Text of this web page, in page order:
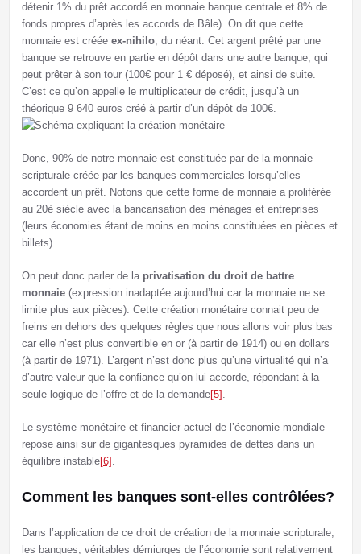
détenir 1% du prêt accordé en monnaie banque centrale et 8% de
fonds propres d’après les accords de Bâle). On dit que cette
monnaie est créée ex-nihilo, du néant. Cet argent prêté par une
banque se retrouve en partie en dépôt dans une autre banque, qui
peut prêter à son tour (100€ pour 1 € déposé), et ainsi de suite.
C’est ce qu’on appelle le multiplicateur de crédit, jusqu’à un
théorique 9 640 euros créé à partir d’un dépôt de 100€.
Donc, 90% de notre monnaie est constituée par de la monnaie
scripturale créée par les banques commerciales lorsqu’elles
accordent un prêt. Notons que cette forme de monnaie a proliférée
au 20è siècle avec la bancarisation des ménages et entreprises
(leurs économies étant de moins en moins constituées en pièces et
billets).
On peut donc parler de la privatisation du droit de battre
monnaie(expression inadaptée aujourd’hui car la monnaie ne se
limite plus aux pièces). Cette création monétaire connait peu de
freins en dehors des quelques règles que nous allons voir plus bas
car elle n’est plus convertible en or (à partir de 1914) ou en dollars
(à partir de 1971). L’argent n’est donc plus qu’une virtualité qui n’a
d’autre valeur que la confiance qu’on lui accorde, répondant à la
seule logique de l’offre et de la demande[5] .
Le système monétaire et financier actuel de l’économie mondiale
repose ainsi sur de gigantesques pyramides de dettes dans un
équilibre instable[6] .
Comment les banques sont-elles contrôlées?
Dans l’application de ce droit de création de la monnaie scripturale,
les banques, véritables démiurges de l’économie sont relativement